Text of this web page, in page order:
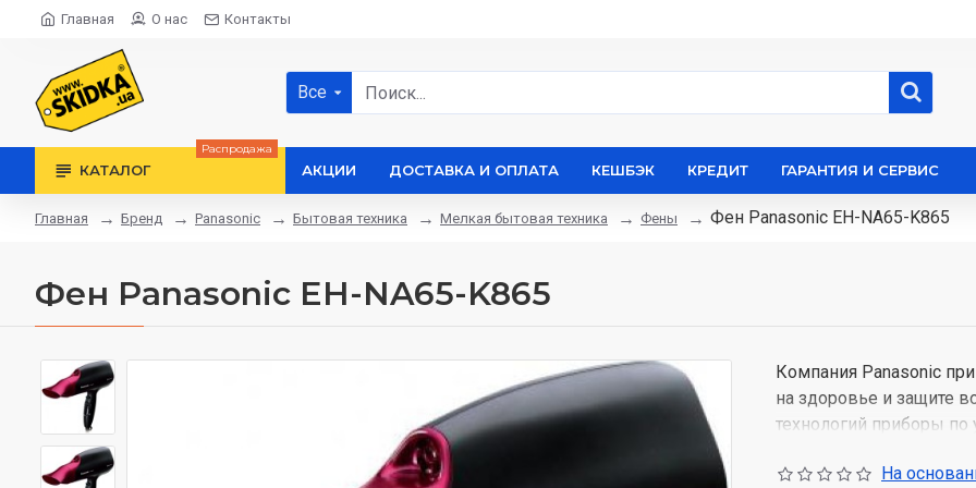
Главная О нас Контакты
Все
КАТАЛОГ
Распродажа
АКЦИИ ДОСТАВКА И ОПЛАТА КЕШБЭК КРЕДИТ ГАРАНТИЯ И СЕРВИС
Главная Бренд Panasonic Бытовая техника Мелкая бытовая техника Фены Фен Panasonic EH-NA65-K865
Фен Panasonic EH-NA65-K865
Компания Panasonic
на здоровье и защите
технологий приборы
Удобство
На